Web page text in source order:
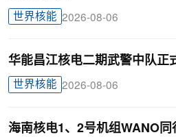
世界核能 2026-08-06
华能昌江核电二期武警中队正
世界核能 2026-08-06
海南核电1、2号机组WANO同